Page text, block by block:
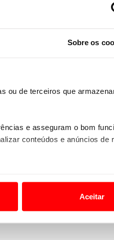
Sobre os
ou de terceiros que
e asseguram o bom
conteúdos e anúncios de
e anúncios, para lhe
no nosso website.
Aceitar